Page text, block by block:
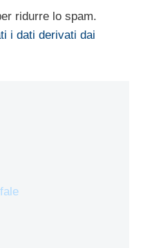
ridurre lo spam.
i dati derivati dai